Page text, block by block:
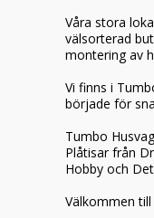
Våra stora
välsorterad
montering av
Vi finns i
började för
Tumbo
Plåtisar från
Hobby och
Välkommen